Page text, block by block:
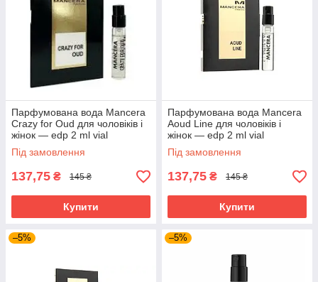
Парфумована вода Mancera
Crazy for Oud для чоловіків і
жінок — edp 2 ml vial
Під замовлення
137,75 ₴ 145 ₴
Купити
Парфумована вода Mancera
Aoud Line для чоловіків і
жінок — edp 2 ml vial
Під замовлення
137,75 ₴ 145 ₴
Купити
–5% –5%